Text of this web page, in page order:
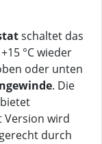
schaltet das
°C wieder
oder unten
. Die
Version wird
durch